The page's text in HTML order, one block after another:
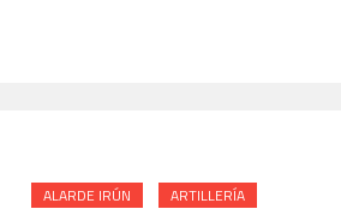
ALARDE IRÚN ARTILLERÍA